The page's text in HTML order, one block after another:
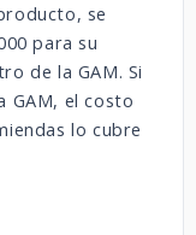
se
para su
de la GAM. Si
GAM, el costo
lo cubre